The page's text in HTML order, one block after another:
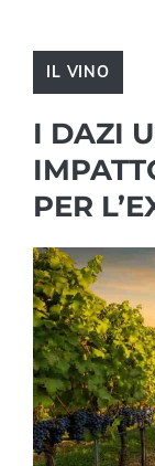
IL VINO
I DAZI
PER